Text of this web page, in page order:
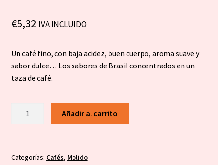
€5,32 IVA INCLUIDO
Un café fino, con baja acidez, buen cuerpo, aroma suave y
sabor dulce… Los sabores de Brasil concentrados en un
taza de café.
Brasil
Añadir al carrito
Categorías: Cafés, Molido